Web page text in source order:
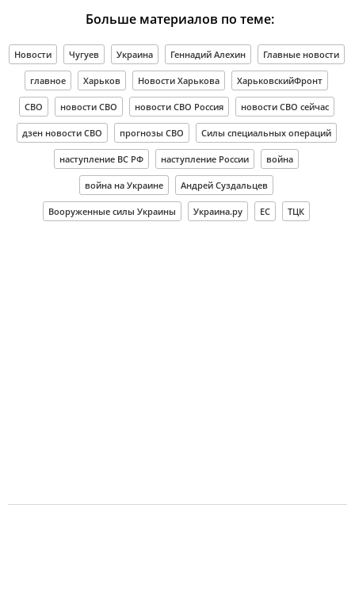
Больше материалов по теме:
Новости Чугуев Украина Геннадий Алехин Главные новости
главное Харьков Новости Харькова ХарьковскийФронт
СВО новости СВО новости СВО Россия новости СВО сейчас
дзен новости СВО прогнозы СВО Силы специальных операций
наступление ВС РФ наступление России война
война на Украине Андрей Суздальцев
Вооруженные силы Украины Украина.ру ЕС ТЦК